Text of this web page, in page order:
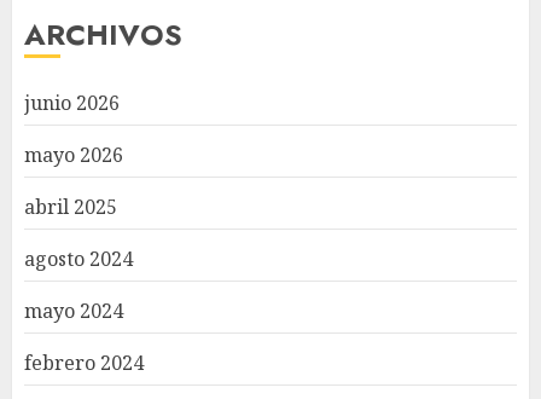
ARCHIVOS
junio 2026
mayo 2026
abril 2025
agosto 2024
mayo 2024
febrero 2024